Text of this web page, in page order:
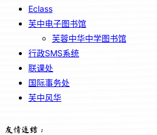
Eclass
芙中电子图书馆
芙蓉中华中学图书馆
行政SMS系统
联课处
国际事务处
芙中风华
友情连结：